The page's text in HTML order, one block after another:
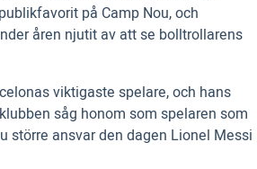
på Camp Nou, och
åren njutit av att se bolltrollarens
viktigaste spelare, och hans
såg honom som spelaren som
större ansvar den dagen Lionel Messi